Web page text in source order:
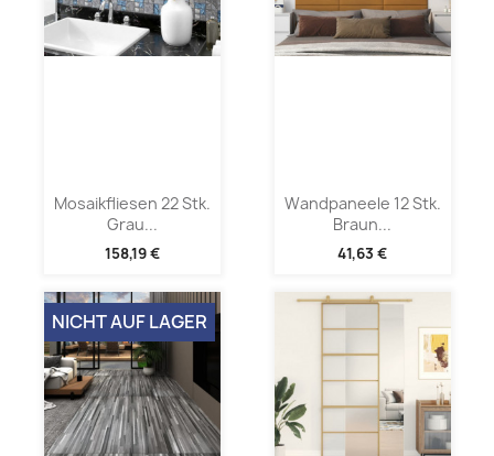
Mosaikfliesen 22 Stk.
Grau...
158,19 €
Wandpaneele 12 Stk.
Braun...
41,63 €
NICHT AUF LAGER